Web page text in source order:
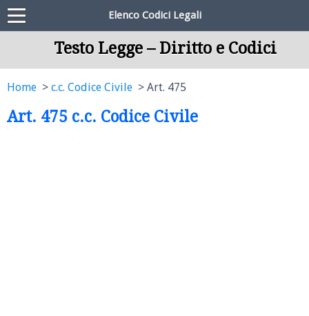
Elenco Codici Legali
Testo Legge – Diritto e Codici
Home c.c. Codice Civile Art. 475
Art. 475 c.c. Codice Civile